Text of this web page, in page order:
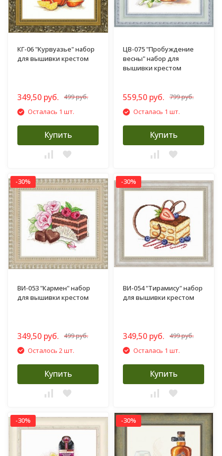
КГ-06 "Курвуазье" набор
для вышивки крестом
349,50 руб. 499 руб.
Осталась 1 шт.
Купить
ЦВ-075 "Пробуждение
весны" набор для
вышивки крестом
559,50 руб. 799 руб.
Осталась 1 шт.
Купить
-30%
ВИ-053 "Кармен" набор
для вышивки крестом
349,50 руб. 499 руб.
Осталось 2 шт.
Купить
-30%
ВИ-054 "Тирамису" набор
для вышивки крестом
349,50 руб. 499 руб.
Осталась 1 шт.
Купить
-30% -30%